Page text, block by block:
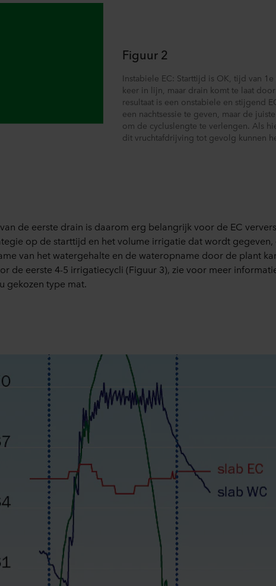
niet wilt dat onze website cookies op uw computer kan opslaan,
op elk moment intrekken of wijzigen door op het cookie-
cookies kunt u meer lezen in de rubriek ‘Over ons’, en over de
. Daarin staat ook welk specifiek ROCKWOOL-bedrijf de
Figuur 2
Instabiele EC: Starttijd is OK, tijd van
keer in lijn, maar drain komt te laat
resultaat is een onstabiele en stijgend
een nachtsessie te geven, maar de
om de cycluslengte te verlengen. Als
dit vruchtafdrijving tot gevolg kunnen
de eerste drain is daarom erg belangrijk voor de EC
op de starttijd en het volume irrigatie dat wordt
van het watergehalte en de wateropname door de plant
de eerste 4-5 irrigatiecycli (Figuur 3), zie voor meer
gekozen type mat.